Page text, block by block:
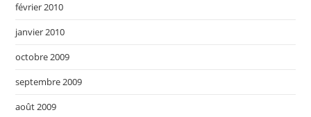
février 2010
janvier 2010
octobre 2009
septembre 2009
août 2009